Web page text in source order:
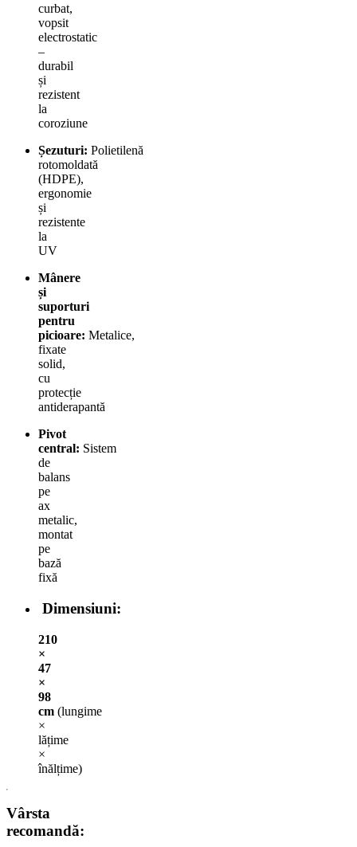
curbat,
vopsit
electrostatic
–
durabil
și
rezistent
la
coroziune
Șezuturi: Polietilenă
rotomoldată
(HDPE),
ergonomie
și
rezistente
la
UV
Mânere
și
suporturi
pentru
picioare: Metalice,
fixate
solid,
cu
protecție
antiderapantă
Pivot
central: Sistem
de
balans
pe
ax
metalic,
montat
pe
bază
fixă
Dimensiuni:
210
×
47
×
98
cm (lungime
×
lățime
×
înălțime)
Vârsta
recomandă: